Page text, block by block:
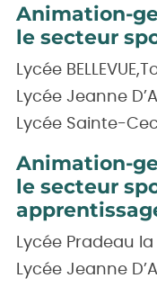
Animation-
le secteur
Lycée
Lycée Jeanne
Lycée Sainte-
Animation-
le secteur
Lycée Pradeau
Lycée Jeanne